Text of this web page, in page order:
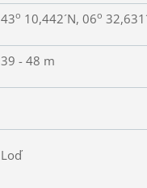
43o 10,442´N, 06o
39 - 48 m
Loď